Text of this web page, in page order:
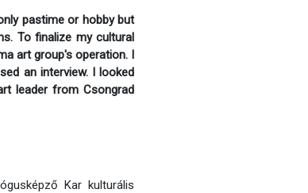
pastime or hobby but
To finalize my cultural
art group's operation. I
an interview. I looked
leader from Csongrad
Kar kulturális